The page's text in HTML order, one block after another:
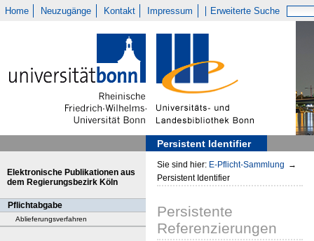
Home Neuzugänge Kontakt Impressum Erweiterte Suche
Persistent Identifier
Elektronische Publikationen aus
dem Regierungsbezirk Köln
Pflichtabgabe
Ablieferungsverfahren
Sie sind hier: E-Pflicht-Sammlung →
Persistent Identifier
Persistente
Referenzierungen